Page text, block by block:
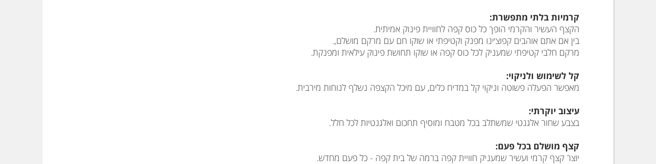
קרמיות בלתי מתפשרת:
הקצף העשיר והקרמי הופך כל כוס קפה לחוויית פינוק אמיתית.
בין אם אתם אוהבים קפוצ׳ינו מפנק וקטיפתי או שוקו חם עם מרקם מושלם,.
מרקם חלבי קטיפתי שמעניק לכל כוס קפה או שוקו תחושת פינוק עילאית ומפנקת.
קל לשימוש ולניקוי:
מאפשר הפעלה פשוטה וניקוי קל במדיח כלים, עם מיכל הקצפה נשלף לנוחות מירבית.
עיצוב יוקרתי:
בצבע שחור אלגנטי שמשתלב בכל מטבח ומוסיף תחכום ואלגנטיות לכל חלל.
קצף מושלם בכל פעם:
יוצר קצף קרמי ועשיר שמעניק חוויית קפה ברמה של בית קפה - כל פעם מחדש.